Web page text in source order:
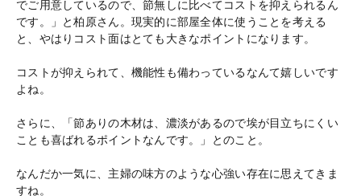
でご用意しているので、節無しに比べてコストを抑えられるん
です。」と柏原さん。現実的に部屋全体に使うことを考える
と、やはりコスト面はとても大きなポイントになります。
コストが抑えられて、機能性も備わっているなんて嬉しいです
よね。
さらに、「節ありの木材は、濃淡があるので埃が目立ちにくい
ことも喜ばれるポイントなんです。」とのこと。
なんだか一気に、主婦の味方のような心強い存在に思えてきま
すね。